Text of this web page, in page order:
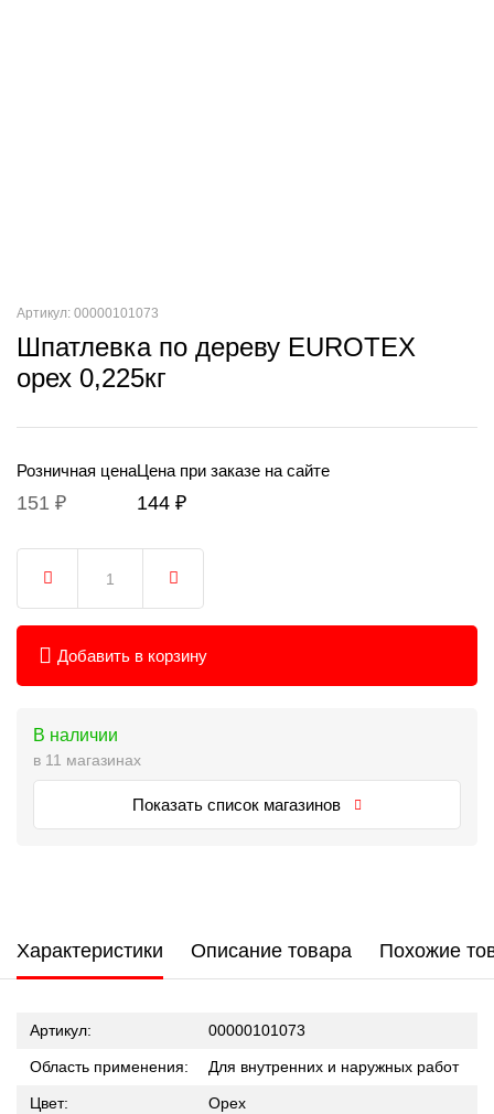
Артикул: 00000101073
Шпатлевка по дереву EUROTEX
орех 0,225кг
Розничная цена
151 ₽
Цена при заказе на сайте
144 ₽
Добавить в корзину
В наличии
в 11 магазинах
Показать список магазинов
Характеристики Описание товара Похожие
Артикул: 00000101073
Область применения: Для внутренних и наружных работ
Цвет: Орех